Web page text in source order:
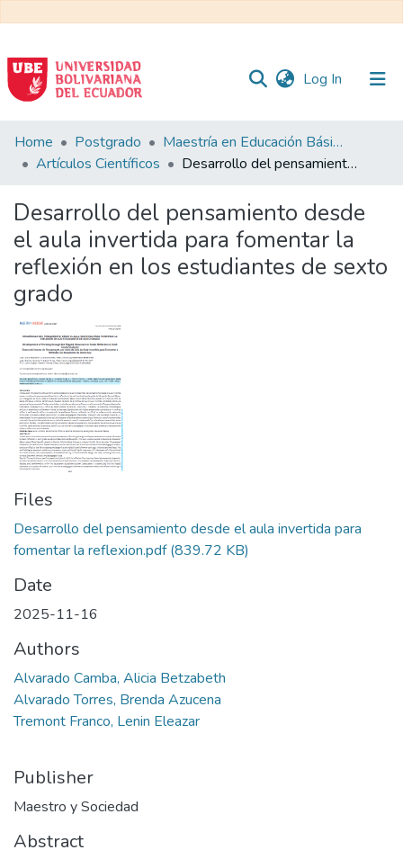
Log In (current)
Communities
&
All of DSpace
Statistics
Home Postgrado
Maestría en Educación Básica
Artículos Científicos
Desarrollo del pensamiento desde el aula invertida para fomentar la reflexión en los estudiantes de sexto grado
Desarrollo del pensamiento desde
el aula invertida para fomentar la
reflexión en los estudiantes de sexto
grado
Files
Desarrollo del pensamiento desde el aula invertida para
fomentar la reflexion.pdf(839.72 KB)
Date
2025-11-16
Authors
Alvarado Camba, Alicia Betzabeth
Alvarado Torres, Brenda Azucena
Tremont Franco, Lenin Eleazar
Publisher
Maestro y Sociedad
Abstract